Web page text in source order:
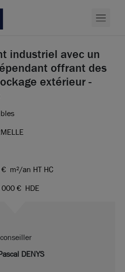
industriel avec un
offrant des
extérieur -
€ m²/an HT HC
000 € HDE
DENYS